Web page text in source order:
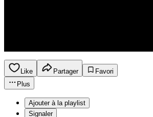
Like Partager
Favori
Plus
Ajouter à la playlist
Signaler